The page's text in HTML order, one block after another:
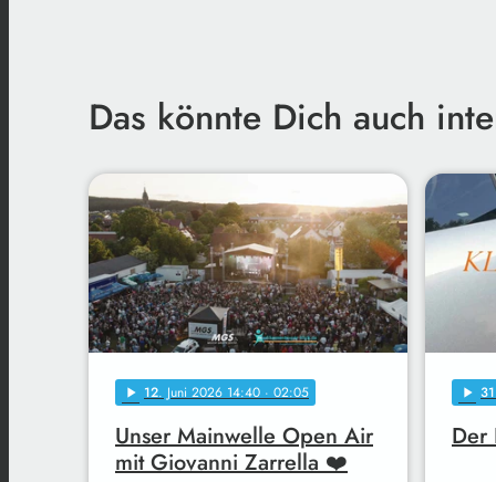
Das könnte Dich auch
play_arrow 12. Juni 2026 14:40 · 02:05
Unser Mainwelle Open Air
mit Giovanni Zarrella ❤️
play_arrow 31
Der